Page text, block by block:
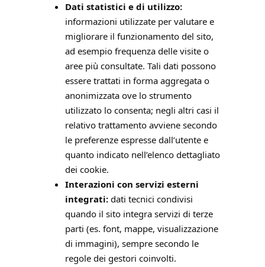
Dati statistici e di utilizzo:
informazioni utilizzate per valutare e
migliorare il funzionamento del sito,
ad esempio frequenza delle visite o
aree più consultate. Tali dati possono
essere trattati in forma aggregata o
anonimizzata ove lo strumento
utilizzato lo consenta; negli altri casi il
relativo trattamento avviene secondo
le preferenze espresse dall’utente e
quanto indicato nell’elenco dettagliato
dei cookie.
Interazioni con servizi esterni
integrati: dati tecnici condivisi
quando il sito integra servizi di terze
parti (es. font, mappe, visualizzazione
di immagini), sempre secondo le
regole dei gestori coinvolti.